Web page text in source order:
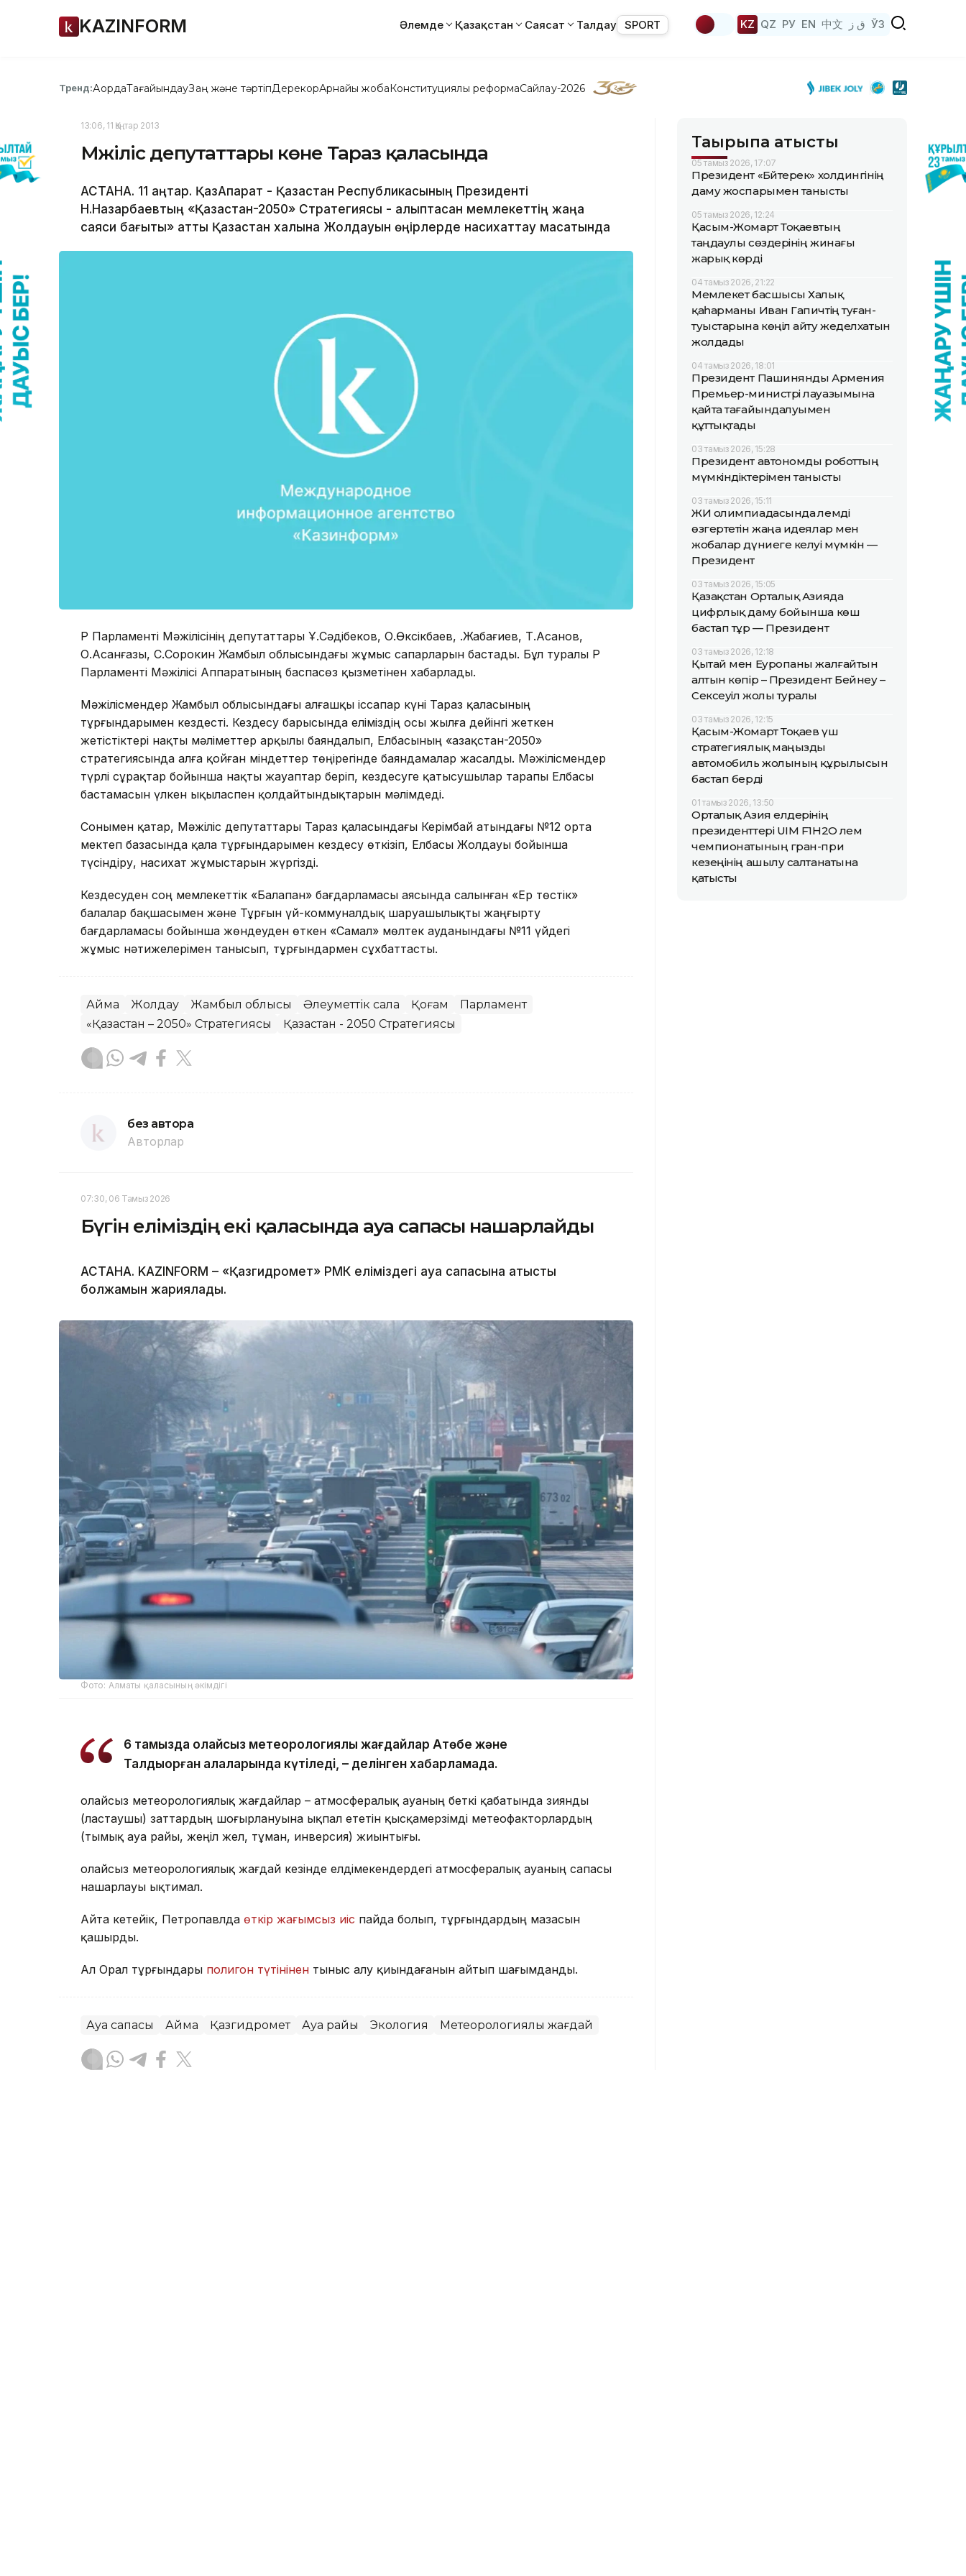
KAZINFORM Әлемде Қазақстан Саясат Талдау SPORT KZ QZ РУ EN 中文 ق ز ЎЗ
Тренд:АқордаТағайындауЗаң және тәртіпДерекқорАрнайы жобаКонституциялық реформаСайлау-2026
13:06, 11 Қаңтар 2013
Мәжіліс депутаттары көне Тараз қаласында
АСТАНА. 11 қаңтар. ҚазАқпарат - Қазақстан Республикасының Президенті
Н.Назарбаевтың «Қазақстан-2050» Стратегиясы - қалыптасқан мемлекеттің жаңа
саяси бағыты» атты Қазақстан халқына Жолдауын өңірлерде насихаттау мақсатында
ҚР Парламенті Мәжілісінің депутаттары Ұ.Сәдібеков, О.Өксікбаев, Қ.Жабағиев, Т.Асанов,
О.Асанғазы, С.Сорокин Жамбыл облысындағы жұмыс сапарларын бастады. Бұл туралы ҚР
Парламенті Мәжілісі Аппаратының баспасөз қызметінен хабарлады.
Мәжілісмендер Жамбыл облысындағы алғашқы іссапар күні Тараз қаласының
тұрғындарымен кездесті. Кездесу барысында еліміздің осы жылға дейінгі жеткен
жетістіктері нақты мәліметтер арқылы баяндалып, Елбасының «Қазақстан-2050»
стратегиясында алға қойған міндеттер төңірегінде баяндамалар жасалды. Мәжілісмендер
түрлі сұрақтар бойынша нақты жауаптар беріп, кездесуге қатысушылар тарапы Елбасы
бастамасын үлкен ықыласпен қолдайтындықтарын мәлімдеді.
Сонымен қатар, Мәжіліс депутаттары Тараз қаласындағы Керімбай атындағы №12 орта
мектеп базасында қала тұрғындарымен кездесу өткізіп, Елбасы Жолдауы бойынша
түсіндіру, насихат жұмыстарын жүргізді.
Кездесуден соң мемлекеттік «Балапан» бағдарламасы аясында салынған «Ер төстік»
балалар бақшасымен және Тұрғын үй-коммуналдық шаруашылықты жаңғырту
бағдарламасы бойынша жөндеуден өткен «Самал» мөлтек ауданындағы №11 үйдегі
жұмыс нәтижелерімен танысып, тұрғындармен сұхбаттасты.
Аймақ Жолдау Жамбыл облысы Әлеуметтік сала Қоғам
Парламент
«Қазақстан – 2050» Стратегиясы
Қазақстан - 2050 Стратегиясы
без автора
Авторлар
07:30, 06 Тамыз 2026
Бүгін еліміздің екі қаласында ауа сапасы нашарлайды
АСТАНА. KAZINFORM – «Қазгидромет» РМК еліміздегі ауа сапасына қатысты
болжамын жариялады.
Фото: Алматы қаласының әкімдігі
6 тамызда қолайсыз метеорологиялық жағдайлар Ақтөбе және
Талдықорған қалаларында күтіледі, – делінген хабарламада.
Қолайсыз метеорологиялық жағдайлар – атмосфералық ауаның беткі қабатында зиянды
(ластаушы) заттардың шоғырлануына ықпал ететін қысқамерзімді метеофакторлардың
(тымық ауа райы, жеңіл жел, тұман, инверсия) жиынтығы.
Қолайсыз метеорологиялық жағдай кезінде елдімекендердегі атмосфералық ауаның сапасы
нашарлауы ықтимал.
Айта кетейік, Петропавлда өткір жағымсыз иіс пайда болып, тұрғындардың мазасын
қашырды.
Ал Орал тұрғындары полигон түтінінен тыныс алу қиындағанын айтып шағымданды.
Ауа сапасы Аймақ Қазгидромет Ауа райы Экология Метеорологиялық жағдай
Тақырыпқа қатысты
05 тамыз 2026, 17:07
Президент «Бәйтерек» холдингінің
даму жоспарымен танысты
05 тамыз 2026, 12:24
Қасым-Жомарт Тоқаевтың
таңдаулы сөздерінің жинағы
жарық көрді
04 тамыз 2026, 21:22
Мемлекет басшысы Халық
қаһарманы Иван Гапичтің туған-
туыстарына көңіл айту жеделхатын
жолдады
04 тамыз 2026, 18:01
Президент Пашинянды Армения
Премьер-министрі лауазымына
қайта тағайындалуымен
құттықтады
03 тамыз 2026, 15:28
Президент автономды роботтың
мүмкіндіктерімен танысты
03 тамыз 2026, 15:11
ЖИ олимпиадасында әлемді
өзгертетін жаңа идеялар мен
жобалар дүниеге келуі мүмкін —
Президент
03 тамыз 2026, 15:05
Қазақстан Орталық Азияда
цифрлық даму бойынша көш
бастап тұр — Президент
03 тамыз 2026, 12:18
Қытай мен Еуропаны жалғайтын
алтын көпір – Президент Бейнеу –
Сексеуіл жолы туралы
03 тамыз 2026, 12:15
Қасым-Жомарт Тоқаев үш
стратегиялық маңызды
автомобиль жолының құрылысын
бастап берді
01 тамыз 2026, 13:50
Орталық Азия елдерінің
президенттері UIM F1H2O әлем
чемпионатының гран-при
кезеңінің ашылу салтанатына
қатысты